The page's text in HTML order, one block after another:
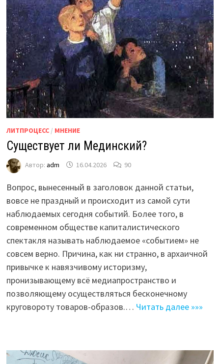
ЛИТПРОЦЕСС/ МНЕНИЕ
Существует ли Мединский?
Автор: adm 16.04.2026 90
Вопрос, вынесенный в заголовок данной статьи,
вовсе не праздный и происходит из самой сути
наблюдаемых сегодня событий. Более того, в
современном обществе капиталистического
спектакля называть наблюдаемое «событием» не
совсем верно. Причина, как ни странно, в архаичной
привычке к навязчивому историзму,
пронизывающему всё медиапространство и
позволяющему осуществляться бесконечному
круговороту товаров-образов.… Читать далее »»»